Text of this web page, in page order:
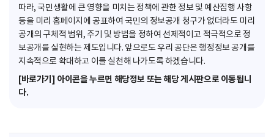
따라, 국민생활에 큰 영향을 미치는 정책에 관한 정보 및 예산집행 사항
등을 미리 홈페이지에 공표하여 국민의 정보공개 청구가 없더라도 미리
공개의 구체적 범위, 주기 및 방법을 정하여 선제적이고 적극적으로 정
보공개를 실현하는 제도입니다. 앞으로도 우리 공단은 행정정보 공개를
지속적으로 확대하고 이를 실천해 나가도록 하겠습니다.
[바로가기] 아이콘을 누르면 해당정보 또는 해당 게시판으로 이동됩니
다.